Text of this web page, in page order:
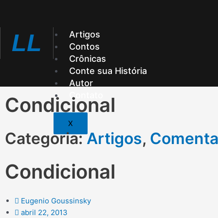
o
conteúdo
LL
Artigos
Contos
Crônicas
Conte sua História
Autor
Contato
X
Condicional
Categoria:Artigos,
Condicional
Eugenio Goussinsky
abril 22, 2013